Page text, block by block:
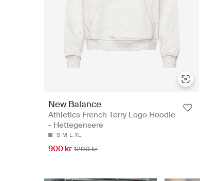
New Balance
Athletics French Terry Logo Hoodie
- Hettegensere
S M L XL
900 kr 1200 kr